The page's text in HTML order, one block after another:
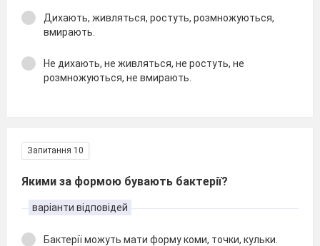
Дихають, живляться, ростуть, розмножуються,
вмирають.
Не дихають, не живляться, не ростуть, не
розмножуються, не вмирають.
Запитання 10
Якими за формою бувають бактерії?
варіанти відповідей
Бактерії можуть мати форму коми, точки, кульки.